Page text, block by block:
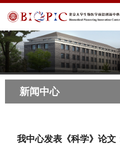
新闻中心
我中心发表《科学》论文